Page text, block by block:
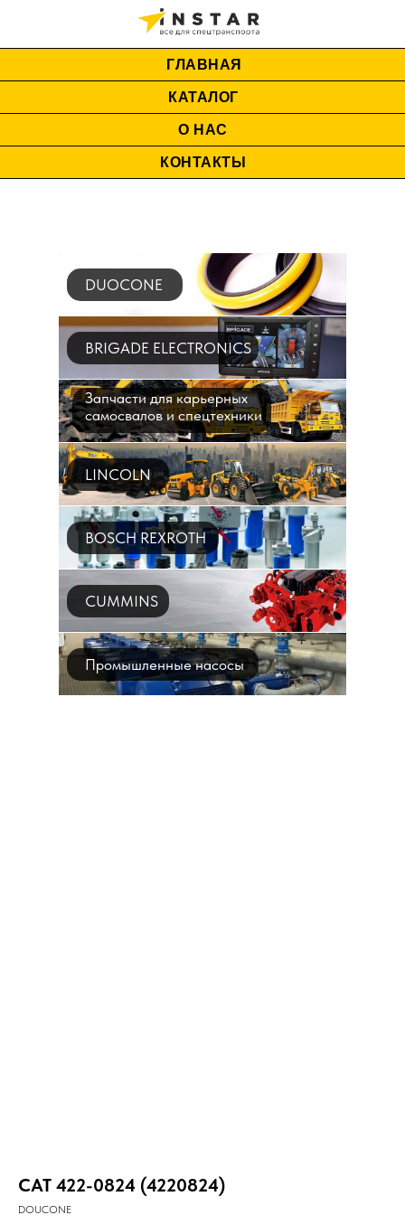
ГЛАВНАЯ
КАТАЛОГ
О НАС
КОНТАКТЫ
DUOCONE
BRIGADE ELECTRONICS
Запчасти для карьерных
самосвалов и спецтехники
LINCOLN
BOSCH REXROTH
CUMMINS
Промышленные насосы
CAT 422-0824 (4220824)
DOUCONE